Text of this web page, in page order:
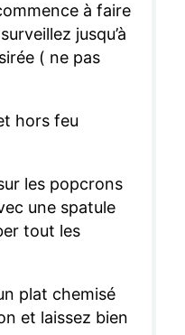
à faire
jusqu’à
( ne pas
hors feu
les popcrons
une spatule
tout les
plat chemisé
et laissez bien